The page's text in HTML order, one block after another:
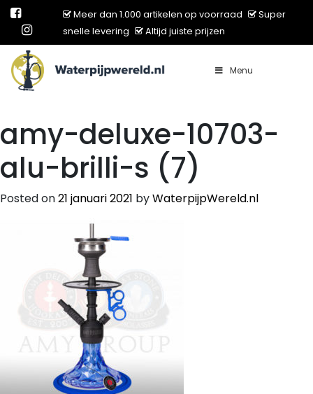
Meer dan 1.000 artikelen op voorraad
Super
snelle levering
Altijd juiste prijzen
Main Navigation Menu
amy-deluxe-10703-
alu-brilli-s (7)
Posted on21 januari 2021 byWaterpijpWereld.nl